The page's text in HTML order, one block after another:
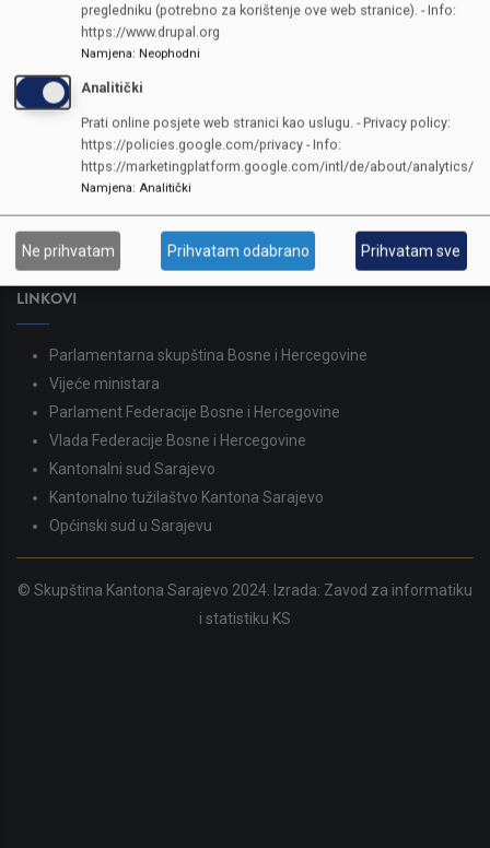
KONTAKTI
SKUPŠTINA
Adresa: Sarajevo, Reisa Džemaludina Čauševića 1
387 33 562-044
387 33 562-210
skupstina@skupstina.ks.gov.ba
LINKOVI
Parlamentarna skupština Bosne i Hercegovine
Vijeće ministara
Parlament Federacije Bosne i Hercegovine
Vlada Federacije Bosne i Hercegovine
Kantonalni sud Sarajevo
Kantonalno tužilaštvo Kantona Sarajevo
Općinski sud u Sarajevu
© Skupština Kantona Sarajevo 2024. Izrada: Zavod za informatiku
i statistiku KS
pregledniku (potrebno za korištenje ove web stranice). - Info:
https://www.drupal.org
Namjena: Neophodni
Analitički
Prati online posjete web stranici kao uslugu. - Privacy policy:
https://policies.google.com/privacy - Info:
https://marketingplatform.google.com/intl/de/about/analytics/
Namjena: Analitički
Ne prihvatam Prihvatam odabrano Prihvatam sve